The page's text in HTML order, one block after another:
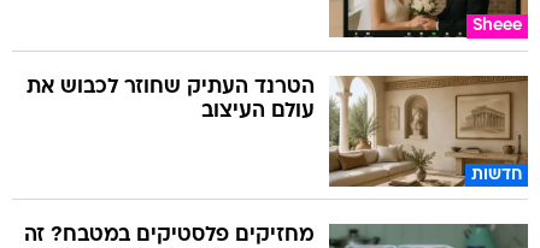
Sheee
חדשות
הטרנד העתיק שחוזר לכבוש את
עולם העיצוב
מחזיקים פלסטיקים במטבח? זה